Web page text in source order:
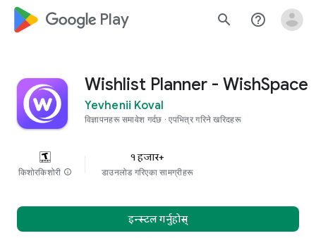
google_logo Play search help_outline
Wishlist Planner - WishSpace
Yevhenii Koval
विज्ञापनहरू समावेश गर्दछ एपभित्र गरिने खरिदहरू
किशोरकिशोरी info
१ हजार+
डाउनलोड गरिएका सामग्रीहरू
इन्स्टल गर्नुहोस्